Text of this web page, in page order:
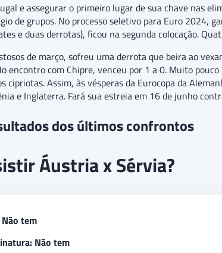
e assegurar o primeiro lugar de sua chave nas
de grupos. No processo seletivo para Euro 2024,
e duas derrotas), ficou na segunda colocação.
de março, sofreu uma derrota que beira ao
encontro com Chipre, venceu por 1 a 0. Muito
cipriotas. Assim, às vésperas da Eurocopa da
e Inglaterra. Fará sua estreia em 16 de junho
dos últimos confrontos
Áustria x Sérvia?
tem
Não tem